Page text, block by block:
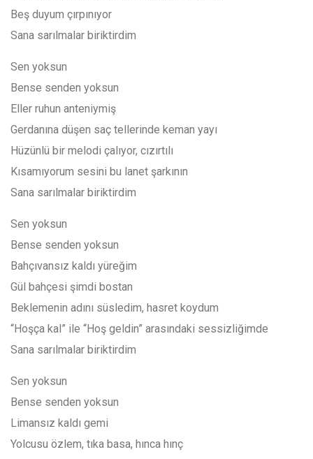
Beş duyum çırpınıyor
Sana sarılmalar biriktirdim
Sen yoksun
Bense senden yoksun
Eller ruhun anteniymiş
Gerdanına düşen saç tellerinde keman yayı
Hüzünlü bir melodi çalıyor, cızırtılı
Kısamıyorum sesini bu lanet şarkının
Sana sarılmalar biriktirdim
Sen yoksun
Bense senden yoksun
Bahçıvansız kaldı yüreğim
Gül bahçesi şimdi bostan
Beklemenin adını süsledim, hasret koydum
“Hoşça kal” ile “Hoş geldin” arasındaki sessizliğimde
Sana sarılmalar biriktirdim
Sen yoksun
Bense senden yoksun
Limansız kaldı gemi
Yolcusu özlem, tıka basa, hınca hınç